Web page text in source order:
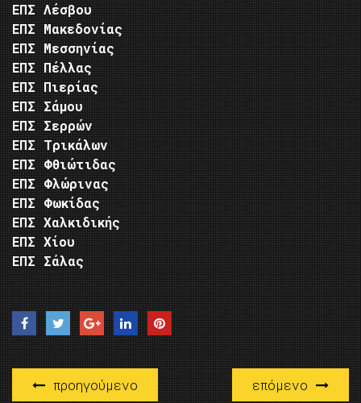
ΕΠΣ Λέσβου
ΕΠΣ Μακεδονίας
ΕΠΣ Μεσσηνίας
ΕΠΣ Πέλλας
ΕΠΣ Πιερίας
ΕΠΣ Σάμου
ΕΠΣ Σερρών
ΕΠΣ Τρικάλων
ΕΠΣ Φθιώτιδας
ΕΠΣ Φλώρινας
ΕΠΣ Φωκίδας
ΕΠΣ Χαλκιδικής
ΕΠΣ Χίου
ΕΠΣ Σάλας
προηγούμενο επόμενο